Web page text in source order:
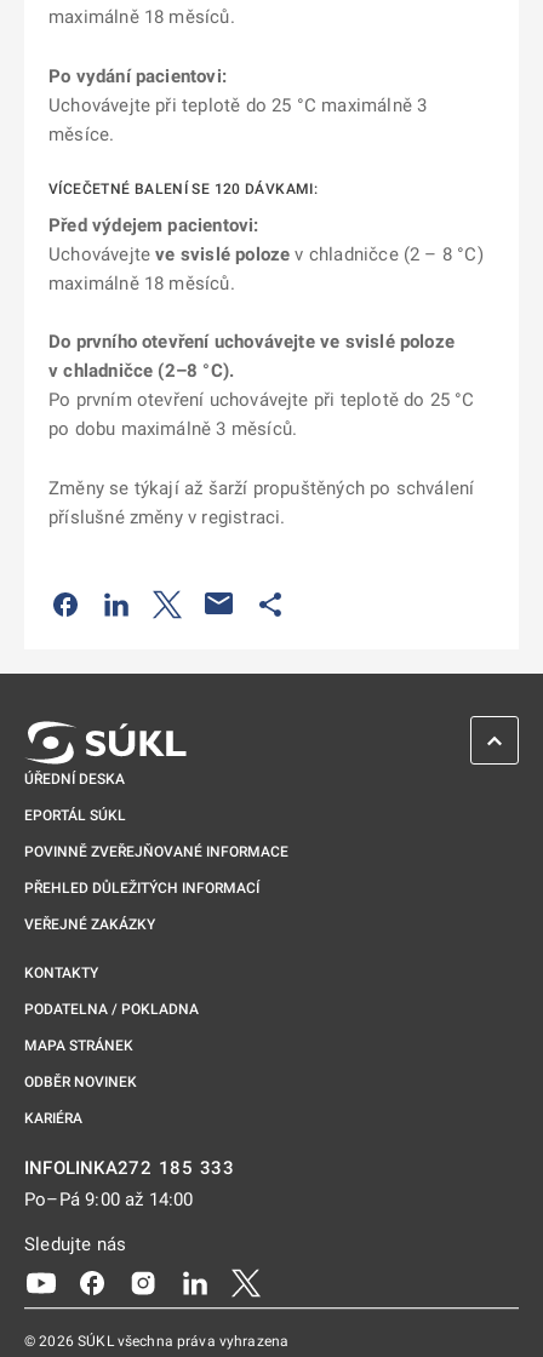
maximálně 18 měsíců.
Po vydání pacientovi:
Uchovávejte při teplotě do 25 °C maximálně 3
měsíce.
VÍCEČETNÉ BALENÍ SE 120 DÁVKAMI:
Před výdejem pacientovi:
Uchovávejteve svislé poloze v chladničce (2 – 8 °C)
maximálně 18 měsíců.
Do prvního otevření uchovávejte ve svislé poloze
v chladničce (2–8 °C).
Po prvním otevření uchovávejte při teplotě do 25 °C
po dobu maximálně 3 měsíců.
Změny se týkají až šarží propuštěných po schválení
příslušné změny v registraci.
Odkaz se otevře na nové kartě
Odkaz se otevře na nové kartě
Odkaz se otevře na nové kartě
ÚŘEDNÍ DESKA
EPORTÁL SÚKL
POVINNĚ ZVEŘEJŇOVANÉ INFORMACE
PŘEHLED DŮLEŽITÝCH INFORMACÍ
VEŘEJNÉ ZAKÁZKY
KONTAKTY
PODATELNA / POKLADNA
MAPA STRÁNEK
ODBĚR NOVINEK
KARIÉRA
INFOLINKA272 185 333
Po–Pá 9:00 až 14:00
Sledujte nás
Odkaz se otevře na nové kartě
Odkaz se otevře na nové kartě
Odkaz se otevře na nové kartě
Odkaz se otevře na nové kartě
© 2026 SÚKL všechna práva vyhrazena
ZPĚT